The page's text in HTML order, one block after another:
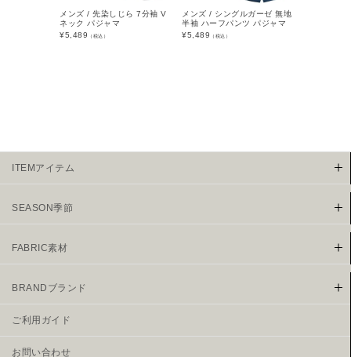
メンズ / 先染しじら 7分袖 V
ネック パジャマ
¥5,489 （税込）
メンズ / シングルガーゼ 無地
半袖 ハーフパンツ パジャマ
¥5,489 （税込）
ITEMアイテム
SEASON季節
FABRIC素材
BRANDブランド
ご利用ガイド
お問い合わせ